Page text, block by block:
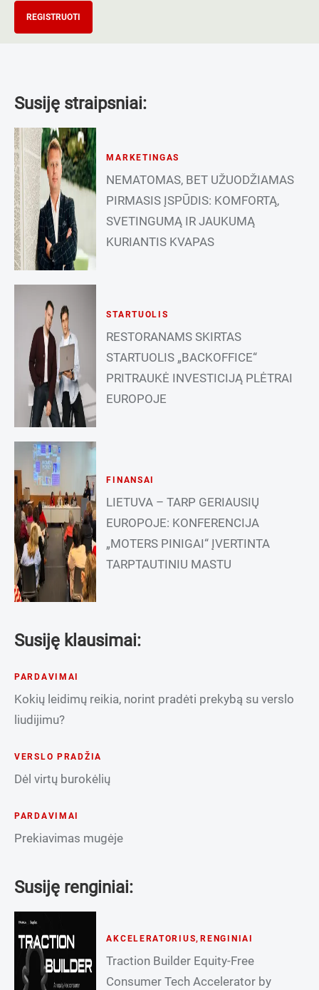
REGISTRUOTI
Susiję straipsniai:
MARKETINGAS
NEMATOMAS, BET UŽUODŽIAMAS
PIRMASIS ĮSPŪDIS: KOMFORTĄ,
SVETINGUMĄ IR JAUKUMĄ
KURIANTIS KVAPAS
STARTUOLIS
RESTORANAMS SKIRTAS
STARTUOLIS „BACKOFFICE“
PRITRAUKĖ INVESTICIJĄ PLĖTRAI
EUROPOJE
FINANSAI
LIETUVA – TARP GERIAUSIŲ
EUROPOJE: KONFERENCIJA
„MOTERS PINIGAI“ ĮVERTINTA
TARPTAUTINIU MASTU
Susiję klausimai:
PARDAVIMAI
Kokių leidimų reikia, norint pradėti prekybą su verslo
liudijimu?
VERSLO PRADŽIA
Dėl virtų burokėlių
PARDAVIMAI
Prekiavimas mugėje
Susiję renginiai:
AKCELERATORIUS, RENGINIAI
Traction Builder Equity-Free
Consumer Tech Accelerator by